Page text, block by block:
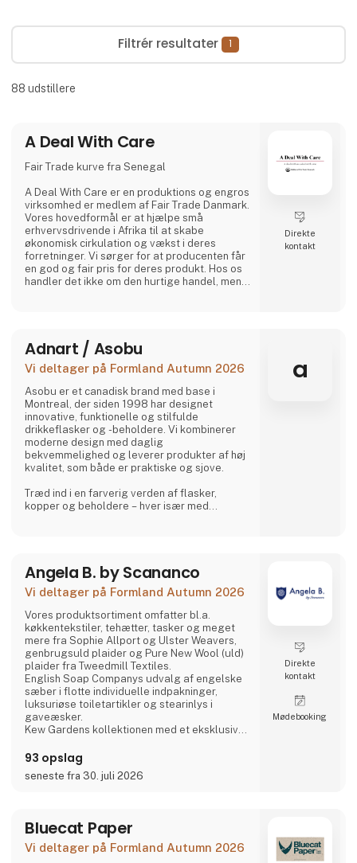
Filtrér resultater 1
88 udstillere
A Deal With Care
Fair Trade kurve fra Senegal
A Deal With Care er en produktions og engros
virksomhed er medlem af Fair Trade Danmark.
Vores hovedformål er at hjælpe små
erhvervsdrivende i Afrika til at skabe
økonomisk cirkulation og vækst i deres
forretninger. Vi sørger for at producenten får
en god og fair pris for deres produkt. Hos os
handler det ikke om den hurtige handel, men
Hos A Deal With Care tager vi også et socialt
ansvar, børnearbejde er et af de
problematikker vi har stor fokus på og derfor
Direkte
kontakt
Adnart / Asobu
Vi deltager på Formland Autumn 2026
Asobu er et canadisk brand med base i
Montreal, der siden 1998 har designet
innovative, funktionelle og stilfulde
drikkeflasker og -beholdere. Vi kombinerer
moderne design med daglig
bekvemmelighed og leverer produkter af høj
kvalitet, som både er praktiske og sjove.
Træd ind i en farverig verden af flasker,
kopper og beholdere – hver især med
Og lige når du tror, du har set det hele,
overrasker Asobu dig igen – med nye
der gør hver eneste slurk lidt sjovere. Uanse
a
Angela B. by Scananco
Vi deltager på Formland Autumn 2026
Vores produktsortiment omfatter bl.a.
køkkentekstiler, tehætter, tasker og meget
mere fra Sophie Allport og Ulster Weavers,
genbrugsuld plaider og Pure New Wool (uld)
plaider fra Tweedmill Textiles.
English Soap Companys udvalg af engelske
sæber i flotte individuelle indpakninger,
luksuriøse toiletartikler og stearinlys i
gaveæsker.
Kew Gardens kollektionen med et eksklusivt
håndcremer og håndrensere inspireret af
planternes duft og skønhed i Royal Botanic
Gardens i Kew, London.
måtter til kæledy
93 opslag
seneste fra 30. juli 2026
Direkte
kontakt
Møde­booking
Bluecat Paper
Vi deltager på Formland Autumn 2026